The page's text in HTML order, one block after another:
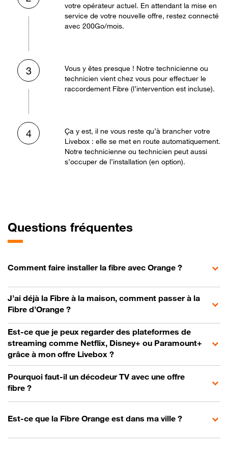
votre opérateur actuel. En attendant la mise en
service de votre nouvelle offre, restez connecté
avec 200Go/mois.
3
Vous y êtes presque ! Notre technicienne ou
technicien vient chez vous pour effectuer le
raccordement Fibre (l’intervention est incluse).
4
Ça y est, il ne vous reste qu’à brancher votre
Livebox : elle se met en route automatiquement.
Notre technicienne ou technicien peut aussi
s’occuper de l’installation (en option).
Questions fréquentes
Comment faire installer la fibre avec Orange ?
J’ai déjà la Fibre à la maison, comment passer à la
Fibre d’Orange ?
Est-ce que je peux regarder des plateformes de
streaming comme Netflix, Disney+ ou Paramount+
grâce à mon offre Livebox ?
Pourquoi faut-il un décodeur TV avec une offre
fibre ?
Est-ce que la Fibre Orange est dans ma ville ?